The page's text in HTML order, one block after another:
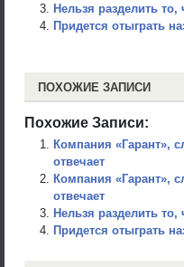
Нельзя разделить то,
Придется отыграть
ПОХОЖИЕ ЗАПИСИ
Похожие Записи:
Компания «Гарант»,
отвечает
Компания «Гарант»,
отвечает
Нельзя разделить то,
Придется отыграть